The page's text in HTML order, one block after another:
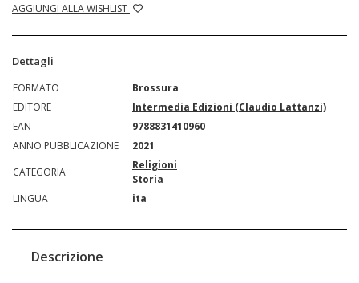
AGGIUNGI ALLA WISHLIST
Dettagli
FORMATO
Brossura
EDITORE
Intermedia Edizioni (Claudio Lattanzi)
EAN
9788831410960
ANNO PUBBLICAZIONE
2021
CATEGORIA
Religioni
Storia
LINGUA
ita
Descrizione